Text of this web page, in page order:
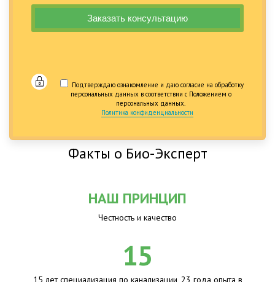
Подтверждаю ознакомление и даю согласие на обработку
персональных данных в соответствии с Положением о
персональных данных.
Политика конфиденциальности
Факты о Био-Эксперт
НАШ ПРИНЦИП
Честность и качество
15
15 лет специализация по канализации, 23 года опыта в